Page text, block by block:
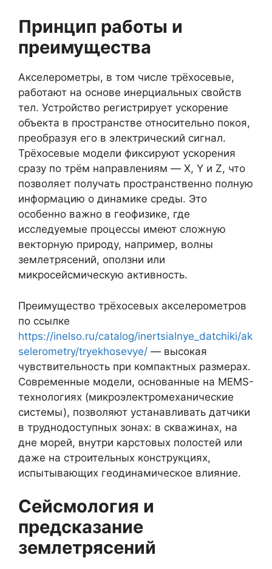
Принцип работы и
преимущества
Акселерометры, в том числе трёхосевые,
работают на основе инерциальных свойств
тел. Устройство регистрирует ускорение
объекта в пространстве относительно покоя,
преобразуя его в электрический сигнал.
Трёхосевые модели фиксируют ускорения
сразу по трём направлениям — X, Y и Z, что
позволяет получать пространственно полную
информацию о динамике среды. Это
особенно важно в геофизике, где
исследуемые процессы имеют сложную
векторную природу, например, волны
землетрясений, оползни или
микросейсмическую активность.
Преимущество трёхосевых акселерометров
по ссылке
https://inelso.ru/catalog/inertsialnye_datchiki/ak
selerometry/tryekhosevye/ — высокая
чувствительность при компактных размерах.
Современные модели, основанные на MEMS-
технологиях (микроэлектромеханические
системы), позволяют устанавливать датчики
в труднодоступных зонах: в скважинах, на
дне морей, внутри карстовых полостей или
даже на строительных конструкциях,
испытывающих геодинамическое влияние.
Сейсмология и
предсказание
землетрясений